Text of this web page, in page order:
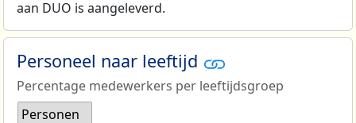
aan DUO is aangeleverd.
Personeel naar leeftijd
Percentage medewerkers per leeftijdsgroep
Personen